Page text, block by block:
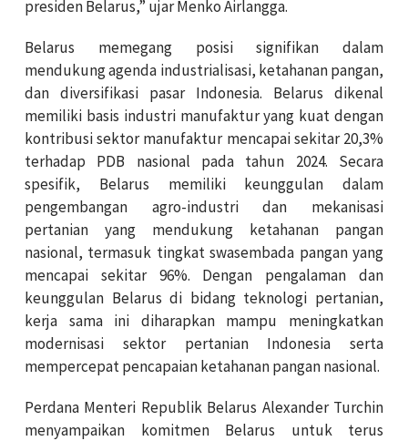
presiden Belarus,” ujar Menko Airlangga.
Belarus memegang posisi signifikan dalam
mendukung agenda industrialisasi, ketahanan pangan,
dan diversifikasi pasar Indonesia. Belarus dikenal
memiliki basis industri manufaktur yang kuat dengan
kontribusi sektor manufaktur mencapai sekitar 20,3%
terhadap PDB nasional pada tahun 2024. Secara
spesifik, Belarus memiliki keunggulan dalam
pengembangan agro-industri dan mekanisasi
pertanian yang mendukung ketahanan pangan
nasional, termasuk tingkat swasembada pangan yang
mencapai sekitar 96%. Dengan pengalaman dan
keunggulan Belarus di bidang teknologi pertanian,
kerja sama ini diharapkan mampu meningkatkan
modernisasi sektor pertanian Indonesia serta
mempercepat pencapaian ketahanan pangan nasional.
Perdana Menteri Republik Belarus Alexander Turchin
menyampaikan komitmen Belarus untuk terus